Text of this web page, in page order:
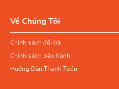
Về Chúng Tôi
Chính sách đổi trả
Chính sách bảo hành
Hướng Dẫn Thanh Toán